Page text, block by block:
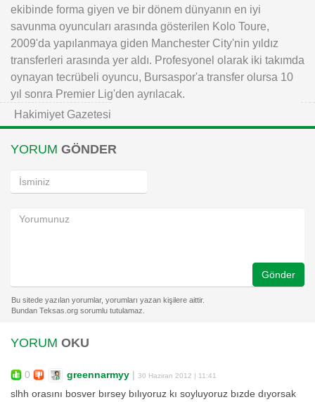
ekibinde forma giyen ve bir dönem dünyanın en iyi
savunma oyuncuları arasında gösterilen Kolo Toure,
2009'da yapılanmaya giden Manchester City'nin yıldız
transferleri arasında yer aldı. Profesyonel olarak iki takımda
oynayan tecrübeli oyuncu, Bursaspor'a transfer olursa 10
yıl sonra Premier Lig'den ayrılacak.
Hakimiyet Gazetesi
YORUM GÖNDER
Gönder
YORUM OKU
0 greennarmyy | 30 Haziran 2012 | 11:41
slhh orasını bosver bırsey bılıyoruz kı soyluyoruz bızde dıyorsak